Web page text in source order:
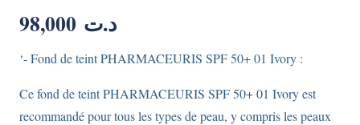
د.ت
‘- Fond de teint PHARMACEURIS SPF 50+ 01 Ivory :
Ce fond de teint PHARMACEURIS SPF 50+ 01 Ivory est
recommandé pour tous les types de peau, y compris les peaux